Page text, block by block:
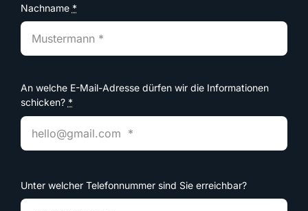
Nachname *
An welche E-Mail-Adresse dürfen wir die Informationen
schicken? *
Unter welcher Telefonnummer sind Sie erreichbar?